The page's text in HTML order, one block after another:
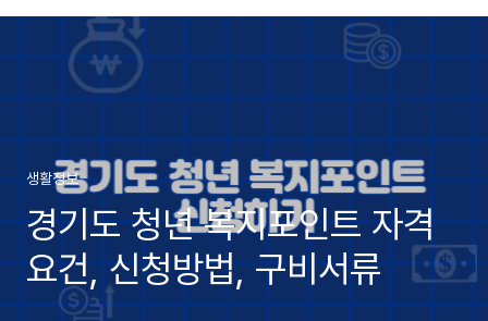
생활정보
경기도 청년 복지포인트 자격
요건, 신청방법, 구비서류